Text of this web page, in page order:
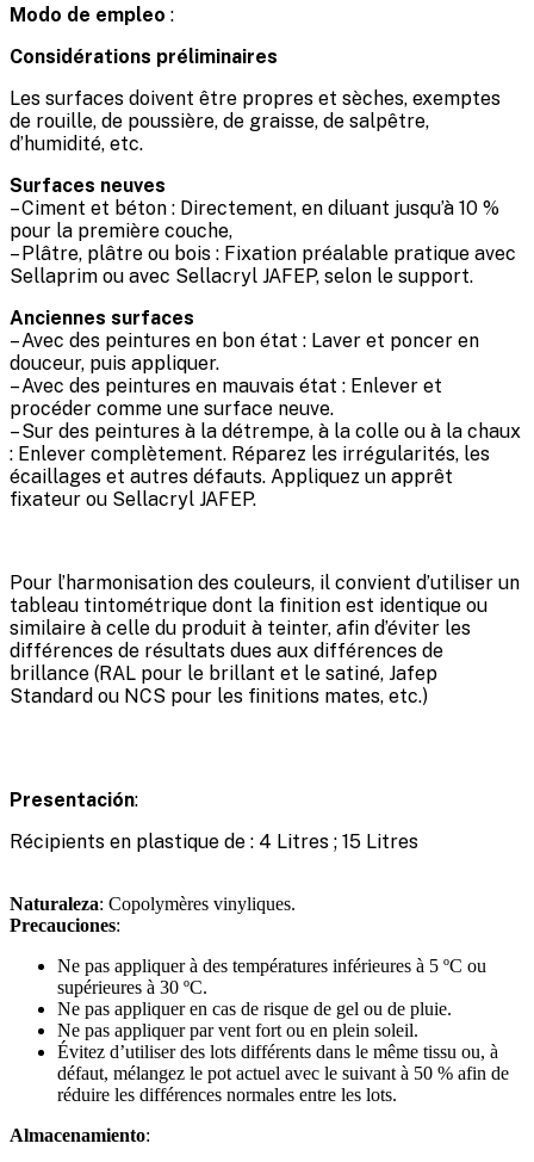
Modo de empleo :
Considérations préliminaires
Les surfaces doivent être propres et sèches, exemptes
de rouille, de poussière, de graisse, de salpêtre,
d’humidité, etc.
Surfaces neuves
– Ciment et béton : Directement, en diluant jusqu’à 10 %
pour la première couche,
– Plâtre, plâtre ou bois : Fixation préalable pratique avec
Sellaprim ou avec Sellacryl JAFEP, selon le support.
Anciennes surfaces
– Avec des peintures en bon état : Laver et poncer en
douceur, puis appliquer.
– Avec des peintures en mauvais état : Enlever et
procéder comme une surface neuve.
– Sur des peintures à la détrempe, à la colle ou à la chaux
: Enlever complètement. Réparez les irrégularités, les
écaillages et autres défauts. Appliquez un apprêt
fixateur ou Sellacryl JAFEP.
Pour l’harmonisation des couleurs, il convient d’utiliser un
tableau tintométrique dont la finition est identique ou
similaire à celle du produit à teinter, afin d’éviter les
différences de résultats dues aux différences de
brillance (RAL pour le brillant et le satiné, Jafep
Standard ou NCS pour les finitions mates, etc.)
Presentación:
Récipients en plastique de : 4 Litres ; 15 Litres
Naturaleza: Copolymères vinyliques.
Precauciones:
Ne pas appliquer à des températures inférieures à 5 ºC ou
supérieures à 30 ºC.
Ne pas appliquer en cas de risque de gel ou de pluie.
Ne pas appliquer par vent fort ou en plein soleil.
Évitez d’utiliser des lots différents dans le même tissu ou, à
défaut, mélangez le pot actuel avec le suivant à 50 % afin de
réduire les différences normales entre les lots.
Almacenamiento: